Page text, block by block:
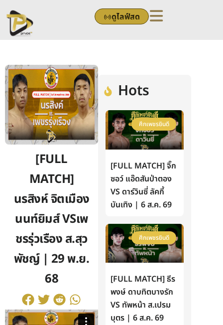
to
content
ดูไลฟ์สด
[FULL
MATCH]
นรสิงห์ จิตเมือง
นนท์ยิมส์ VSเพ
ชรรุ่วเรือง ส.สุว
พัชญ์ | 29 พ.ย.
68
Hots
ศึกเพชรยินดี
[FULL MATCH] จิ๊ก
ซอว์ แอ๊ดสันป่าตอง
VS ดาร์วินซี่ ลัคกี้
บันเทิง | 6 ส.ค. 69
ศึกเพชรยินดี
[FULL MATCH] ธีร
พงษ์ ดาบทิตบางรัก
VS ทัพหน้า ส.เปรม
บุตร | 6 ส.ค. 69